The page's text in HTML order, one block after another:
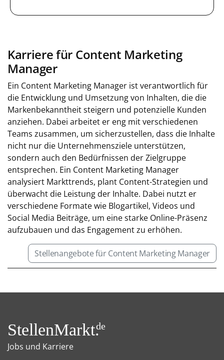
Karriere für Content Marketing
Manager
Ein Content Marketing Manager ist verantwortlich für
die Entwicklung und Umsetzung von Inhalten, die die
Markenbekanntheit steigern und potenzielle Kunden
anziehen. Dabei arbeitet er eng mit verschiedenen
Teams zusammen, um sicherzustellen, dass die Inhalte
nicht nur die Unternehmensziele unterstützen,
sondern auch den Bedürfnissen der Zielgruppe
entsprechen. Ein Content Marketing Manager
analysiert Markttrends, plant Content-Strategien und
überwacht die Leistung der Inhalte. Dabei nutzt er
verschiedene Formate wie Blogartikel, Videos und
Social Media Beiträge, um eine starke Online-Präsenz
aufzubauen und das Engagement zu erhöhen.
Stellenangebote für Content Marketing Manager
StellenMarkt.de
Jobs und Karriere